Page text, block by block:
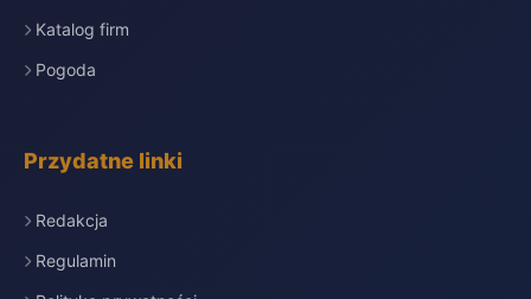
Katalog firm
Pogoda
Przydatne linki
Redakcja
Regulamin